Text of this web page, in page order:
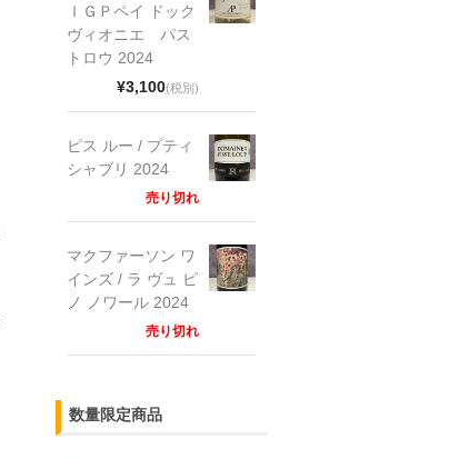
ＩＧＰペイ ドック
ヴィオニエ パス
トロウ 2024
¥3,100(税別)
ピス ルー / プティ
シャブリ 2024
売り切れ
マクファーソン ワ
インズ / ラ ヴュ ピ
ノ ノワール 2024
売り切れ
数量限定商品